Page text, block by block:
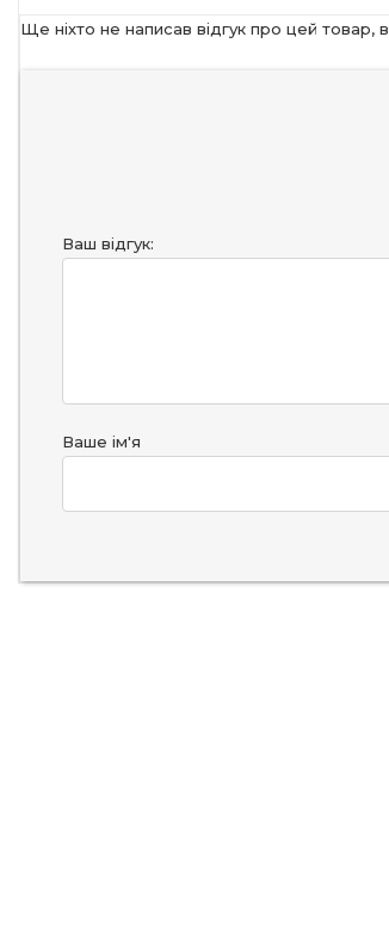
Ще ніхто не написав відгук про цей
Ваш відгук:
Ваше ім'я